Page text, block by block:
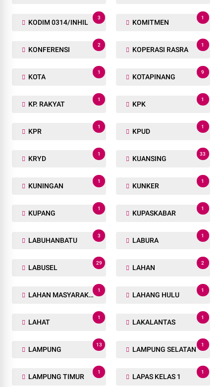
KODIM 0314/INHIL
3
KOMITMEN
1
KONFERENSI
2
KOPERASI RASRA
1
KOTA
1
KOTAPINANG
9
KP. RAKYAT
1
KPK
1
KPR
1
KPUD
1
KRYD
1
KUANSING
33
KUNINGAN
1
KUNKER
1
KUPANG
1
KUPASKABAR
1
LABUHANBATU
3
LABURA
1
LABUSEL
29
LAHAN
2
LAHAN MASYARAKAT
1
LAHANG HULU
1
LAHAT
1
LAKALANTAS
1
LAMPUNG
13
LAMPUNG SELATAN
1
LAMPUNG TIMUR
1
LAPAS KELAS 1
1